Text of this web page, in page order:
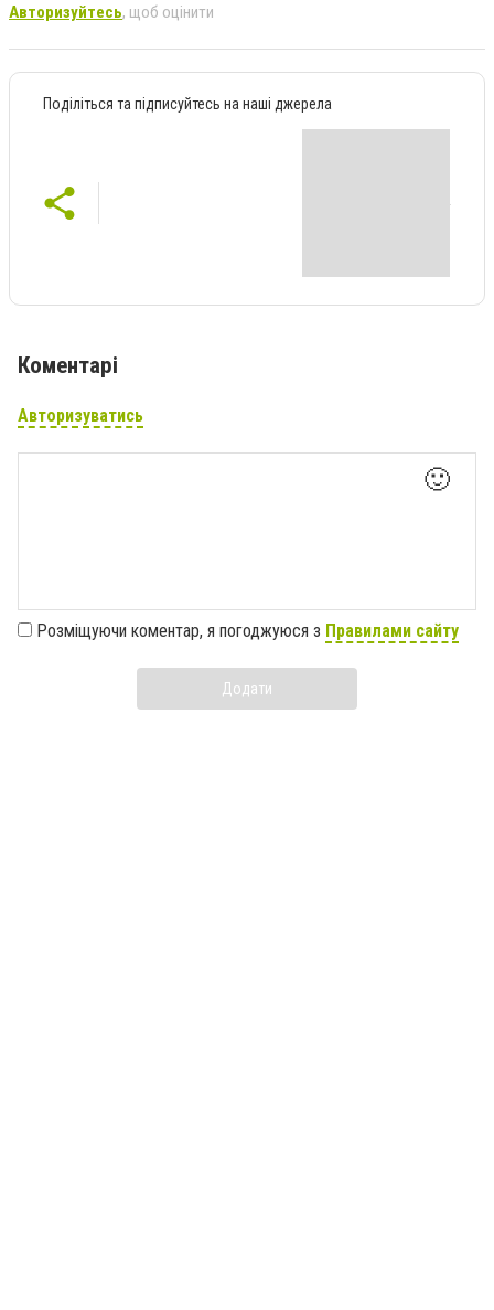
Авторизуйтесь, щоб оцінити
Поділіться та підписуйтесь на наші джерела
Коментарі
Авторизуватись
🙂
Розміщуючи коментар, я погоджуюся з Правилами сайту
Додати